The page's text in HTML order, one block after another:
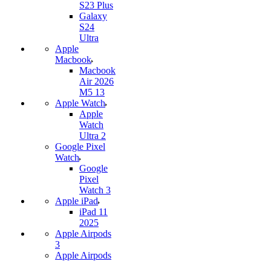
S23 Plus
Galaxy
S24
Ultra
Apple
Macbook
Macbook
Air 2026
M5 13
Apple Watch
Apple
Watch
Ultra 2
Google Pixel
Watch
Google
Pixel
Watch 3
Apple iPad
iPad 11
2025
Apple Airpods
3
Apple Airpods